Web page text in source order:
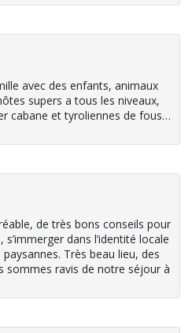
avec des enfants, animaux
supers a tous les niveaux,
cabane et tyroliennes de fous…
de très bons conseils pour
dans l’identité locale
Très beau lieu, des
sommes ravis de notre séjour à